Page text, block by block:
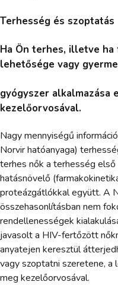
Terhesség és szoptatás
Ha Ön terhes, illetve
lehetősége vagy
gyógyszer alkalmazása
kezelőorvosával.
Nagy mennyiségű
Norvir hatóanyaga)
terhes nők a terhesség
hatásnövelő
proteázgátlókkal együtt. A
összehasonlításban nem
rendellenességek
javasolt a HIV-fertőzött
anyatejen keresztül
vagy szoptatni szeretene,
meg kezelőorvosával.